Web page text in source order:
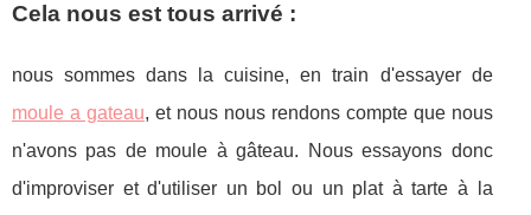
Cela nous est tous arrivé :
nous sommes dans la cuisine, en train d'essayer de
moule a gateau, et nous nous rendons compte que nous
n'avons pas de moule à gâteau. Nous essayons donc
d'improviser et d'utiliser un bol ou un plat à tarte à la